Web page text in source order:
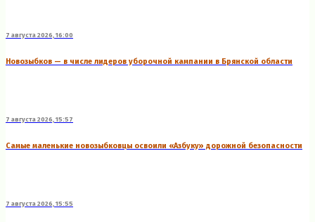
7 августа 2026, 16:00
Новозыбков — в числе лидеров уборочной кампании в Брянской области
7 августа 2026, 15:57
Самые маленькие новозыбковцы освоили «Азбуку» дорожной безопасности
7 августа 2026, 15:55